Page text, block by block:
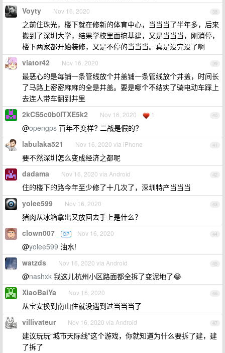
38
Voyty Nov 16, 2020
之前住珠光，楼下就在修新的体育中心，当当当了半年多，后来
搬到了深圳大学，结果学校里面搞基建，又是当当当，刚消停，
楼下两家都开始装修，又是不停的当当当。真是没完没了啊
39
viator42 Nov 16, 2020
最恶心的是每铺一条管线放个井盖铺一条管线放个井盖，时间长
了马路上密密麻麻的全是井盖。要是哪个不结实了骑电动车踩上
去连人带车翻到井里
40
2kCS5c0b0ITXE5k2 Nov 16, 2020 1
@opengps 百年不变样? 二战是假的?
41
labulaka521 Nov 16, 2020 via iPhone
要不然深圳怎么变成经济之都呢
42
dadama Nov 16, 2020 via Android
住的楼下的路今年至少修了十几次了，深圳特产当当当
43
yolee599 Nov 16, 2020
猪肉从冰箱拿出又放回去手上是什么？
44
clown007 OP Nov 16, 2020
@yolee599 油水!
45
watzds Nov 16, 2020 via Android
@nashxk 我这儿杭州小区路面都全拆了变泥地了😂
46
XiaoBaiYa Nov 16, 2020
从宝安换到南山住就没遇到过当当当了
47
villivateur Nov 16, 2020 via Android
建议玩玩“城市天际线”这个游戏，你就知道为什么要拆了建，建
了拆了